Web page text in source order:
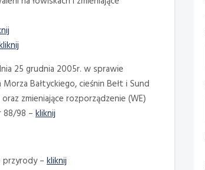
25 grudnia 2005r. w sprawie
Bałtyckiego, cieśnin Bełt i Sund
zmieniające rozporządzenie (WE)
88/98 –kliknij
przyrody –kliknij